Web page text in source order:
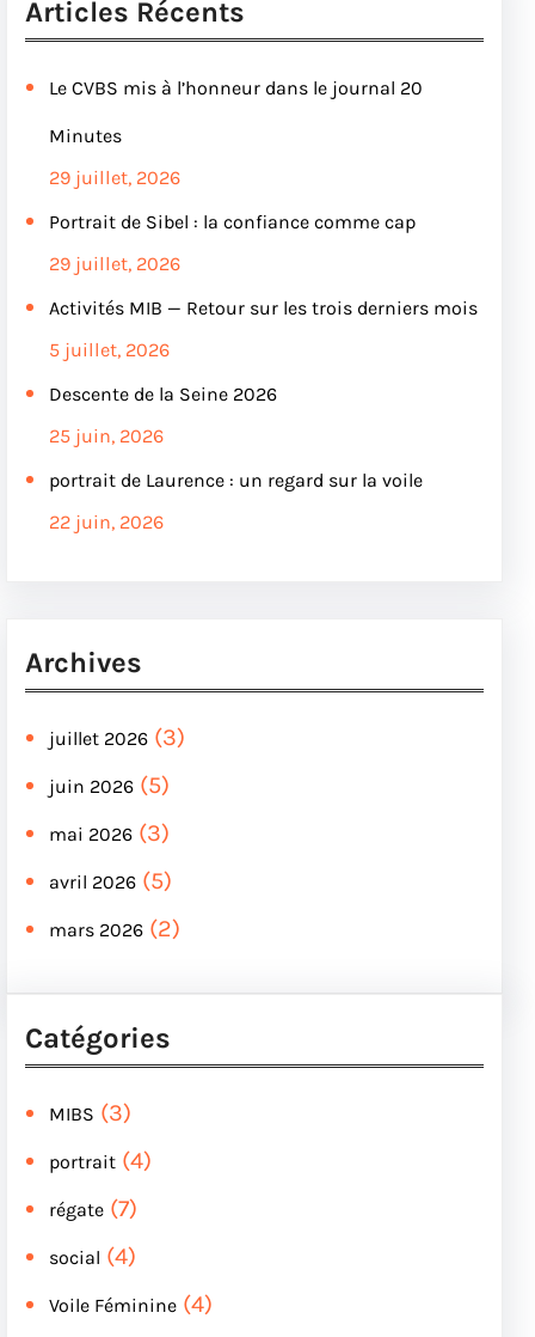
o
k
p
Articles Récents
Le CVBS mis à l’honneur dans le journal 20
Minutes
29 juillet, 2026
Portrait de Sibel : la confiance comme cap
29 juillet, 2026
Activités MIB — Retour sur les trois derniers mois
5 juillet, 2026
Descente de la Seine 2026
25 juin, 2026
portrait de Laurence : un regard sur la voile
22 juin, 2026
Archives
juillet 2026 (3)
juin 2026 (5)
mai 2026 (3)
avril 2026 (5)
mars 2026 (2)
Catégories
MIBS (3)
portrait (4)
régate (7)
social (4)
Voile Féminine (4)